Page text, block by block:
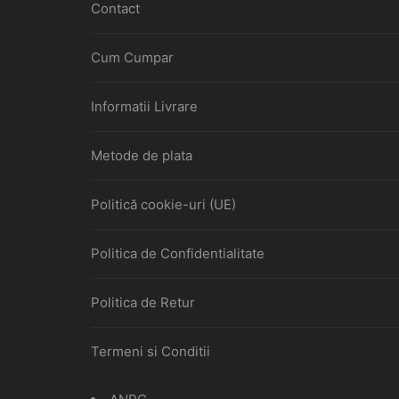
Contact
Cum Cumpar
Informatii Livrare
Metode de plata
Politică cookie-uri (UE)
Politica de Confidentialitate
Politica de Retur
Termeni si Conditii